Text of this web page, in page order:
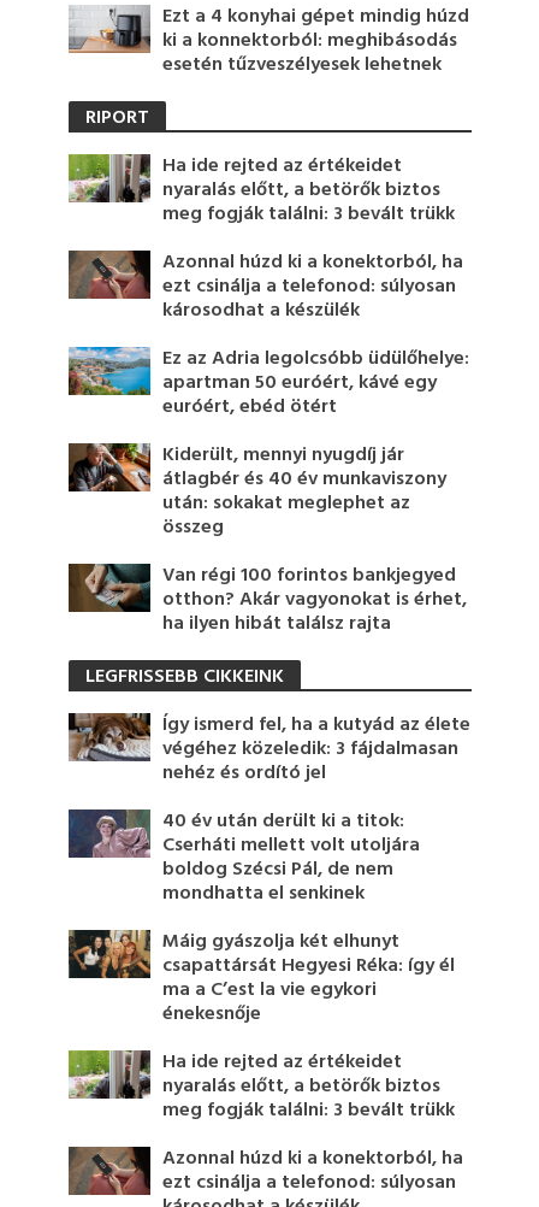
Ezt a 4 konyhai gépet mindig húzd
ki a konnektorból: meghibásodás
esetén tűzveszélyesek lehetnek
RIPORT
Ha ide rejted az értékeidet
nyaralás előtt, a betörők biztos
meg fogják találni: 3 bevált trükk
Azonnal húzd ki a konektorból, ha
ezt csinálja a telefonod: súlyosan
károsodhat a készülék
Ez az Adria legolcsóbb üdülőhelye:
apartman 50 euróért, kávé egy
euróért, ebéd ötért
Kiderült, mennyi nyugdíj jár
átlagbér és 40 év munkaviszony
után: sokakat meglephet az
összeg
Van régi 100 forintos bankjegyed
otthon? Akár vagyonokat is érhet,
ha ilyen hibát találsz rajta
LEGFRISSEBB CIKKEINK
Így ismerd fel, ha a kutyád az élete
végéhez közeledik: 3 fájdalmasan
nehéz és ordító jel
40 év után derült ki a titok:
Cserháti mellett volt utoljára
boldog Szécsi Pál, de nem
mondhatta el senkinek
Máig gyászolja két elhunyt
csapattársát Hegyesi Réka: így él
ma a C’est la vie egykori
énekesnője
Ha ide rejted az értékeidet
nyaralás előtt, a betörők biztos
meg fogják találni: 3 bevált trükk
Azonnal húzd ki a konektorból, ha
ezt csinálja a telefonod: súlyosan